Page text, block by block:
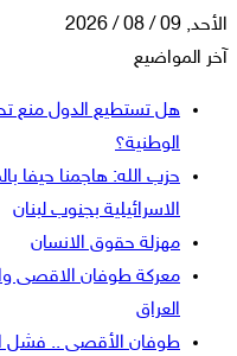
الأحد, 09 / 08 / 2026
آخر المواضيع
هل تستطيع الدول منع
الوطنية؟
حزب الله: هاجمنا حيفا
الاسرائيلية بجنوب لبنان
مهزلة حقوق الانسان
معركة طوفان الاقصى
العراق
طوفان الأقصى .. فشل